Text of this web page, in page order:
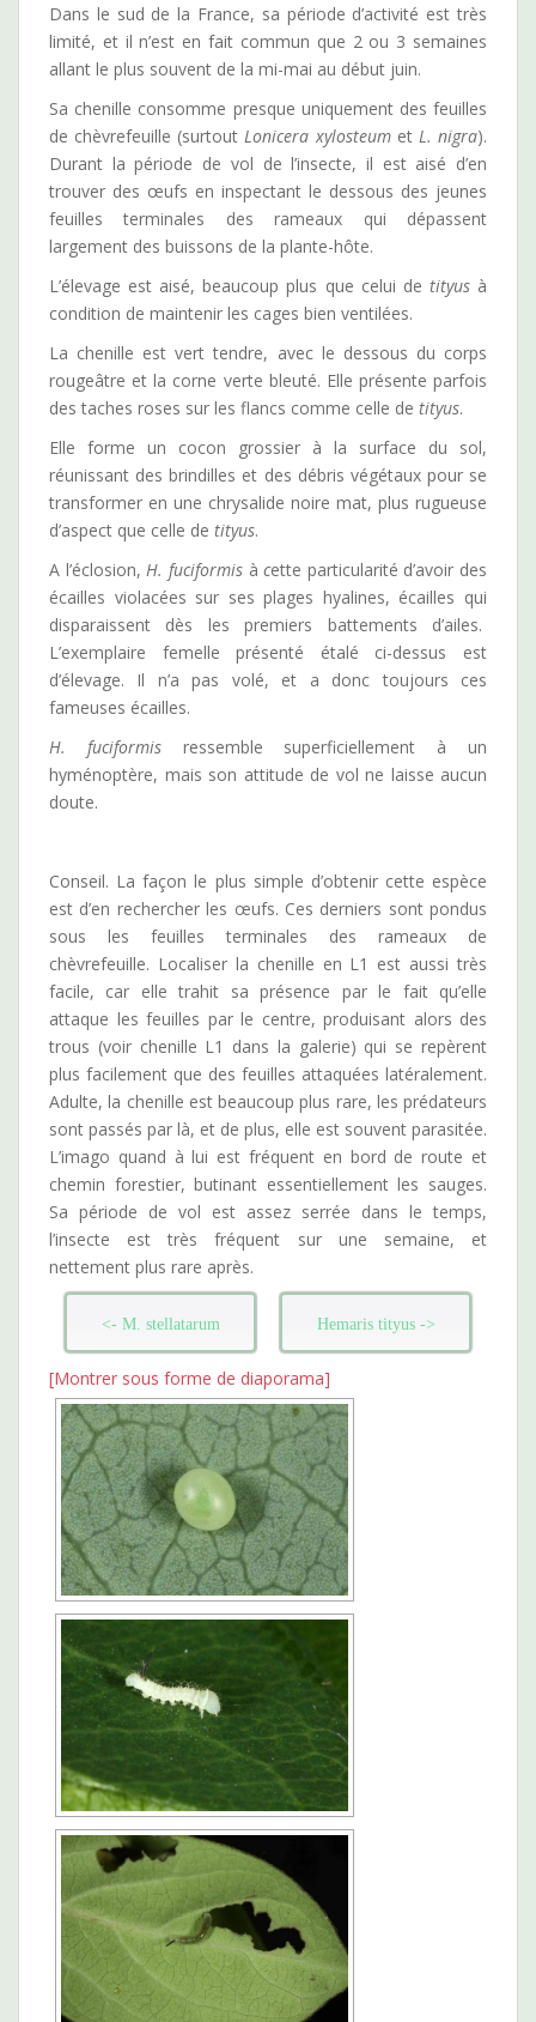
Dans le sud de la France, sa période d’activité est très
limité, et il n’est en fait commun que 2 ou 3 semaines
allant le plus souvent de la mi-mai au début juin.
Sa chenille consomme presque uniquement des feuilles
de chèvrefeuille (surtout Lonicera xylosteumet L. nigra).
Durant la période de vol de l’insecte, il est aisé d’en
trouver des œufs en inspectant le dessous des jeunes
feuilles terminales des rameaux qui dépassent
largement des buissons de la plante-hôte.
L’élevage est aisé, beaucoup plus que celui de tityusà
condition de maintenir les cages bien ventilées.
La chenille est vert tendre, avec le dessous du corps
rougeâtre et la corne verte bleuté. Elle présente parfois
des taches roses sur les flancs comme celle de tityus.
Elle forme un cocon grossier à la surface du sol,
réunissant des brindilles et des débris végétaux pour se
transformer en une chrysalide noire mat, plus rugueuse
d’aspect que celle de tityus.
A l’éclosion, H. fuciformis à cette particularité d’avoir des
écailles violacées sur ses plages hyalines, écailles qui
disparaissent dès les premiers battements d’ailes.
L’exemplaire femelle présenté étalé ci-dessus est
d’élevage. Il n’a pas volé, et a donc toujours ces
fameuses écailles.
H. fuciformis ressemble superficiellement à un
hyménoptère, mais son attitude de vol ne laisse aucun
doute.
Conseil. La façon le plus simple d’obtenir cette espèce
est d’en rechercher les œufs. Ces derniers sont pondus
sous les feuilles terminales des rameaux de
chèvrefeuille. Localiser la chenille en L1 est aussi très
facile, car elle trahit sa présence par le fait qu’elle
attaque les feuilles par le centre, produisant alors des
trous (voir chenille L1 dans la galerie) qui se repèrent
plus facilement que des feuilles attaquées latéralement.
Adulte, la chenille est beaucoup plus rare, les prédateurs
sont passés par là, et de plus, elle est souvent parasitée.
L’imago quand à lui est fréquent en bord de route et
chemin forestier, butinant essentiellement les sauges.
Sa période de vol est assez serrée dans le temps,
l’insecte est très fréquent sur une semaine, et
nettement plus rare après.
<- M. stellatarum Hemaris tityus ->
[Montrer sous forme de diaporama]